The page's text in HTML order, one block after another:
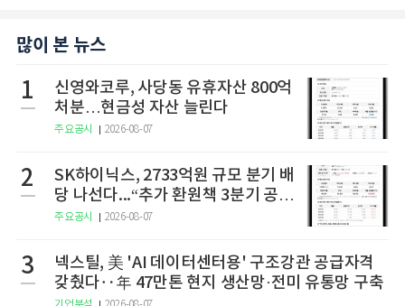
많이 본 뉴스
1
신영와코루, 사당동 유휴자산 800억
처분…현금성 자산 늘린다
주요공시 2026-08-07
2
SK하이닉스, 2733억원 규모 분기 배
당 나선다...“추가 환원책 3분기 공
개”
주요공시 2026-08-07
3
넥스틸, 美 'AI 데이터센터용' 구조강관 공급자격
갖췄다‥年 47만톤 현지 생산망·전미 유통망 구축